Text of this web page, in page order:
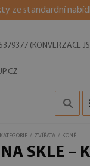
ze standardní
(KONVERZACE
KATEGORIE / ZVÍŘATA / KONĚ
SKLE –